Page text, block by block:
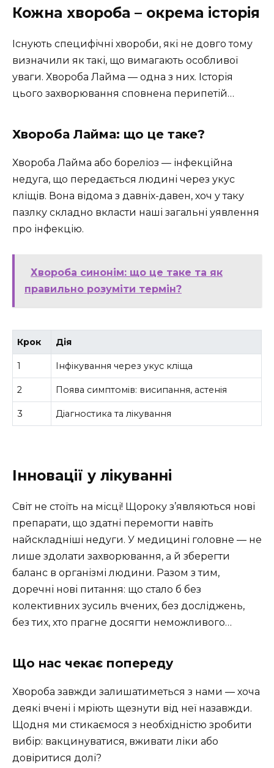
Кожна хвороба – окрема історія
Існують специфічні хвороби, які не довго тому
визначили як такі, що вимагають особливої
уваги. Хвороба Лайма — одна з них. Історія
цього захворювання сповнена перипетій…
Хвороба Лайма: що це таке?
Хвороба Лайма або бореліоз — інфекційна
недуга, що передається людині через укус
кліщів. Вона відома з давніх-давен, хоч у таку
пазлку складно вкласти наші загальні уявлення
про інфекцію.
Хвороба синонім: що це таке та як
правильно розуміти термін?
Крок Дія
1 Інфікування через укус кліща
2 Поява симптомів: висипання, астенія
3 Діагностика та лікування
Інновації у лікуванні
Світ не стоїть на місці! Щороку з’являються нові
препарати, що здатні перемогти навіть
найскладніші недуги. У медицині головне — не
лише здолати захворювання, а й зберегти
баланс в організмі людини. Разом з тим,
доречні нові питання: що стало б без
колективних зусиль вчених, без досліджень,
без тих, хто прагне досягти неможливого…
Що нас чекає попереду
Хвороба завжди залишатиметься з нами — хоча
деякі вчені і мріють щезнути від неї назавжди.
Щодня ми стикаємося з необхідністю зробити
вибір: вакцинуватися, вживати ліки або
довіритися долі?